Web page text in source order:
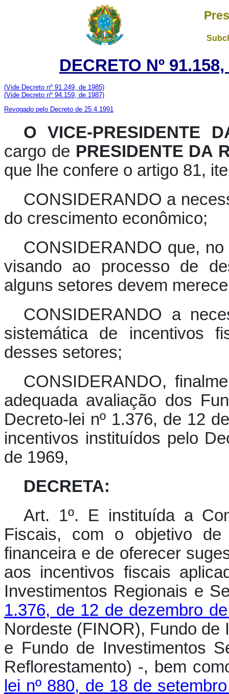
DECRETO Nº
(Vide Decreto nº 91.249, de 1985)
(Vide Decreto nº 94.159, de 1987)
Revogado pelo Decreto de 25.4.1991
O VICE-PRESIDENTE
cargo de PRESIDENTE DA
que lhe confere o artigo 81,
CONSIDERANDO a
do crescimento econômico;
CONSIDERANDO que,
visando ao processo de
alguns setores devem
CONSIDERANDO a
sistemática de incentivos
desses setores;
CONSIDERANDO,
adequada avaliação dos
Decreto-lei nº 1.376, de 12
incentivos instituídos pelo
de 1969,
DECRETA:
Art. 1º. E instituída a
Fiscais, com o objetivo
financeira e de oferecer
aos incentivos fiscais
Investimentos Regionais e
1.376, de 12 de dezembro
Nordeste (FINOR), Fundo de
e Fundo de Investimentos
Reflorestamento) -, bem
lei nº 880, de 18 de